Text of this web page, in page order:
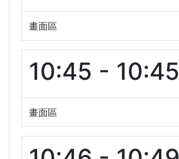
畫面區
10:45 - 10:45
畫面區